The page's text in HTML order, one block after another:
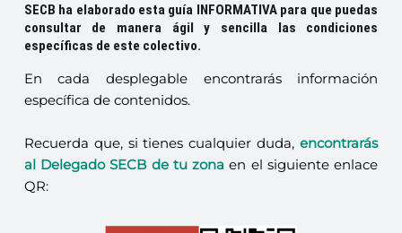
SECB ha elaborado esta guía INFORMATIVApara que puedas
consultar de manera ágil y sencilla las condiciones
específicas de este colectivo.
En cada desplegable encontrarás información
específica de contenidos.
Recuerda que, si tienes cualquier duda,encontrarás
al Delegado SECB de tu zona en el siguiente enlace
QR: